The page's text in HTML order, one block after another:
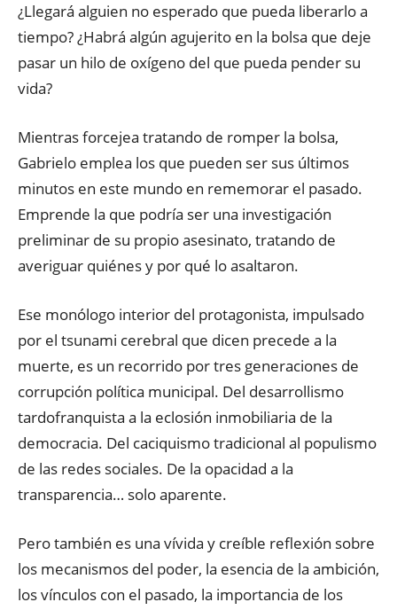
¿Llegará alguien no esperado que pueda liberarlo a
tiempo? ¿Habrá algún agujerito en la bolsa que deje
pasar un hilo de oxígeno del que pueda pender su
vida?
Mientras forcejea tratando de romper la bolsa,
Gabrielo emplea los que pueden ser sus últimos
minutos en este mundo en rememorar el pasado.
Emprende la que podría ser una investigación
preliminar de su propio asesinato, tratando de
averiguar quiénes y por qué lo asaltaron.
Ese monólogo interior del protagonista, impulsado
por el tsunami cerebral que dicen precede a la
muerte, es un recorrido por tres generaciones de
corrupción política municipal. Del desarrollismo
tardofranquista a la eclosión inmobiliaria de la
democracia. Del caciquismo tradicional al populismo
de las redes sociales. De la opacidad a la
transparencia… solo aparente.
Pero también es una vívida y creíble reflexión sobre
los mecanismos del poder, la esencia de la ambición,
los vínculos con el pasado, la importancia de los